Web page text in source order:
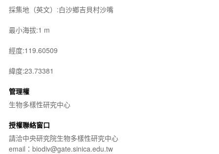
採集地（英文）:白沙鄉吉貝村沙嘴
最小海拔:1 m
經度:119.60509
緯度:23.73381
管理權
生物多樣性研究中心
授權聯絡窗口
請洽中央研究院生物多樣性研究中心
email：biodiv@gate.sinica.edu.tw